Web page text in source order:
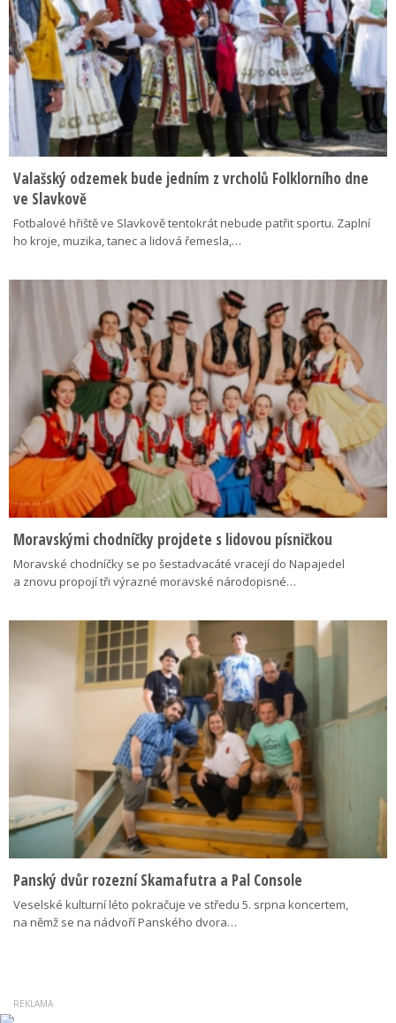
Valašský odzemek bude jedním z vrcholů Folklorního dne
ve Slavkově
Fotbalové hřiště ve Slavkově tentokrát nebude patřit sportu. Zaplní
ho kroje, muzika, tanec a lidová řemesla,…
Moravskými chodníčky projdete s lidovou písničkou
Moravské chodníčky se po šestadvacáté vracejí do Napajedel
a znovu propojí tři výrazné moravské národopisné…
Panský dvůr rozezní Skamafutra a Pal Console
Veselské kulturní léto pokračuje ve středu 5. srpna koncertem,
na němž se na nádvoří Panského dvora…